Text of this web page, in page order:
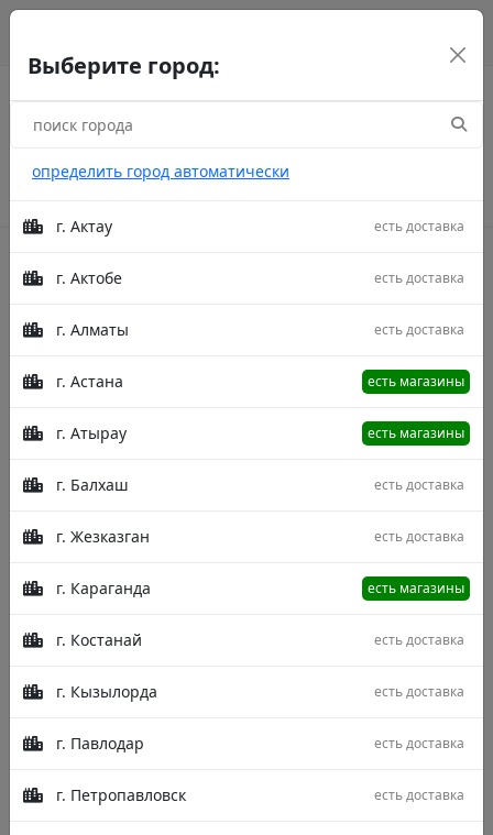
Выберите город:
определить город автоматически
г. Актау есть доставка
г. Актобе есть доставка
г. Алматы есть доставка
г. Астана есть магазины
г. Атырау есть магазины
г. Балхаш есть доставка
г. Жезказган есть доставка
г. Караганда есть магазины
г. Костанай есть доставка
г. Кызылорда есть доставка
г. Павлодар есть доставка
г. Петропавловск есть доставка
Главная Товары
Star B565A Beige/Multi Aqua
Ковер Star B565A Beige/Multi Aqua